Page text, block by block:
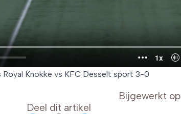
Royal Knokke vs KFC Desselt sport 3-0
Bijgewerkt op
Deel dit artikel